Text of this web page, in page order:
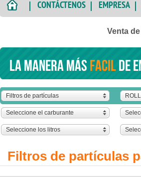
CONTÁCTENOS EMPRESA
Venta
La manera másfacilde
Filtros de partículas
Seleccione el carburante
Seleccione los litros
Filtros de partículas